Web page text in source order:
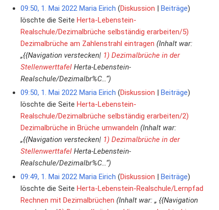
09:50, 1. Mai 2022 Maria Eirich Diskussion
Beiträge
löschte die Seite Herta-Lebenstein-
Realschule/Dezimalbrüche selbständig erarbeiten/5)
Dezimalbrüche am Zahlenstrahl eintragen (Inhalt war:
„{{Navigation verstecken| 1) Dezimalbrüche in der
StellenwerttafelHerta-Lebenstein-
Realschule/Dezimalbr%C…“)
09:50, 1. Mai 2022 Maria Eirich Diskussion
Beiträge
löschte die Seite Herta-Lebenstein-
Realschule/Dezimalbrüche selbständig erarbeiten/2)
Dezimalbrüche in Brüche umwandeln (Inhalt war:
„{{Navigation verstecken| 1) Dezimalbrüche in der
StellenwerttafelHerta-Lebenstein-
Realschule/Dezimalbr%C…“)
09:49, 1. Mai 2022 Maria Eirich Diskussion
Beiträge
löschte die Seite Herta-Lebenstein-Realschule/Lernpfad
Rechnen mit Dezimalbrüchen (Inhalt war: „ {{Navigation